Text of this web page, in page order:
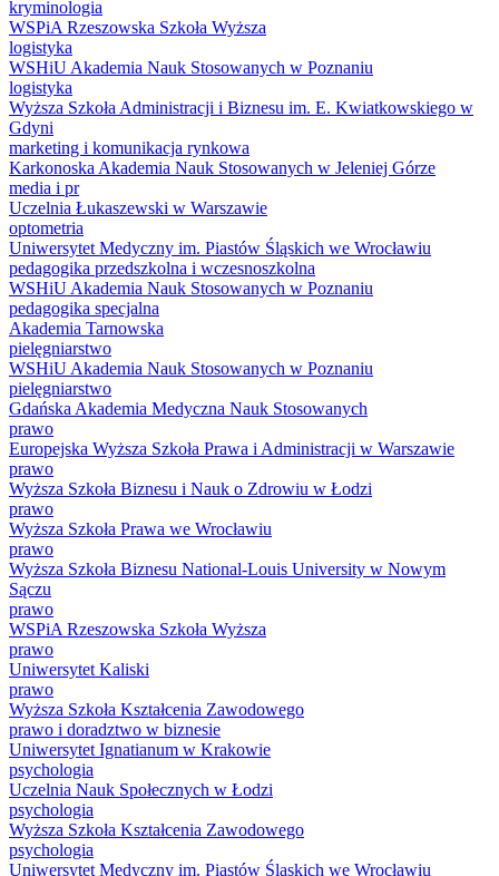
kryminologia
WSPiA Rzeszowska Szkoła Wyższa
logistyka
WSHiU Akademia Nauk Stosowanych w Poznaniu
logistyka
Wyższa Szkoła Administracji i Biznesu im. E. Kwiatkowskiego w
Gdyni
marketing i komunikacja rynkowa
Karkonoska Akademia Nauk Stosowanych w Jeleniej Górze
media i pr
Uczelnia Łukaszewski w Warszawie
optometria
Uniwersytet Medyczny im. Piastów Śląskich we Wrocławiu
pedagogika przedszkolna i wczesnoszkolna
WSHiU Akademia Nauk Stosowanych w Poznaniu
pedagogika specjalna
Akademia Tarnowska
pielęgniarstwo
WSHiU Akademia Nauk Stosowanych w Poznaniu
pielęgniarstwo
Gdańska Akademia Medyczna Nauk Stosowanych
prawo
Europejska Wyższa Szkoła Prawa i Administracji w Warszawie
prawo
Wyższa Szkoła Biznesu i Nauk o Zdrowiu w Łodzi
prawo
Wyższa Szkoła Prawa we Wrocławiu
prawo
Wyższa Szkoła Biznesu National-Louis University w Nowym
Sączu
prawo
WSPiA Rzeszowska Szkoła Wyższa
prawo
Uniwersytet Kaliski
prawo
Wyższa Szkoła Kształcenia Zawodowego
prawo i doradztwo w biznesie
Uniwersytet Ignatianum w Krakowie
psychologia
Uczelnia Nauk Społecznych w Łodzi
psychologia
Wyższa Szkoła Kształcenia Zawodowego
psychologia
Uniwersytet Medyczny im. Piastów Śląskich we Wrocławiu